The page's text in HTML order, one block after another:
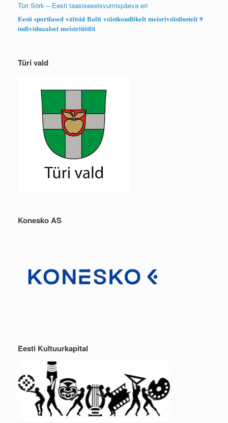
Türi Sörk – Eesti taasiseseisvumispäeva eri
𝐄𝐞𝐬𝐭𝐢 𝐬𝐩𝐨𝐫𝐭𝐥𝐚𝐬𝐞𝐝 𝐯𝐨̃𝐢𝐭𝐬𝐢𝐝 𝐁𝐚𝐥𝐭𝐢 𝐯𝐨̃𝐢𝐬𝐭𝐤𝐨𝐧𝐝𝐥𝐢𝐤𝐞𝐥𝐭 𝐦𝐞𝐢𝐬𝐫𝐢𝐯𝐨̃𝐢𝐬𝐭𝐥𝐮𝐬𝐭𝐞𝐥𝐭 𝟗
𝐢𝐧𝐝𝐢𝐯𝐢𝐝𝐮𝐚𝐚𝐥𝐬𝐞𝐭 𝐦𝐞𝐢𝐬𝐭𝐫𝐢𝐭𝐢𝐢𝐭𝐥𝐢𝐭
Türi vald
Konesko AS
Eesti Kultuurkapital